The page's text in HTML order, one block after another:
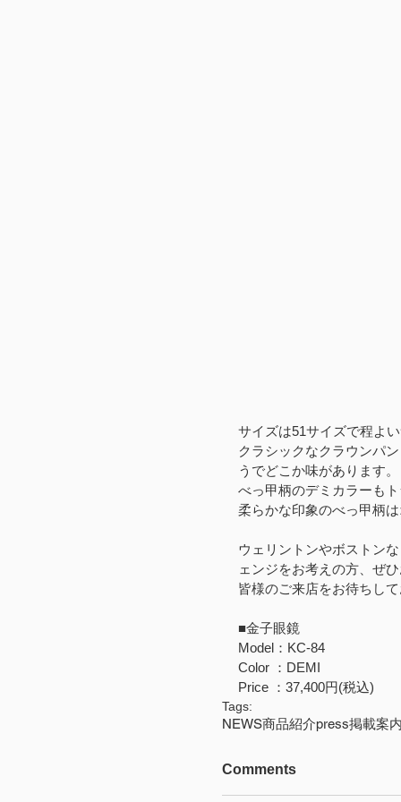
サイズは51サイズで程よ
クラシックなクラウンパ
うでどこか味があります。
べっ甲柄のデミカラーも
柔らかな印象のべっ甲柄
ウェリントンやボストン
ェンジをお考えの方、ぜ
皆様のご来店をお待ちし
■金子眼鏡
Model：KC-84
Color ：DEMI
Price ：37,400円(税込)
Tags:
NEWS商品紹介press掲載案
Comments